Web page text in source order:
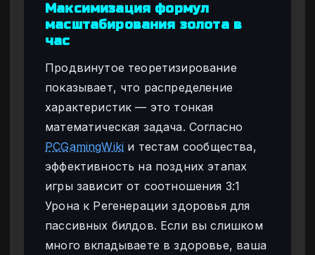
Максимизация формул
масштабирования золота в
час
Продвинутое теоретизирование
показывает, что распределение
характеристик — это тонкая
математическая задача. Согласно
PCGamingWiki и тестам сообщества,
эффективность на поздних этапах
игры зависит от соотношения 3:1
Урона к Регенерации здоровья для
пассивных билдов. Если вы слишком
много вкладываете в здоровье, ваша